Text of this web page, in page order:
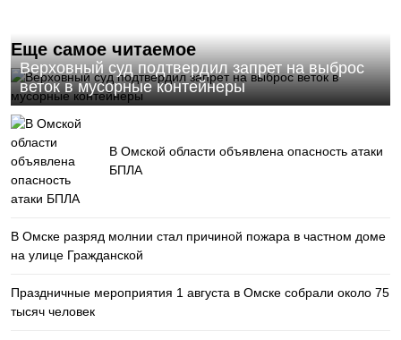
Еще самое читаемое
Верховный суд подтвердил запрет на выброс
веток в мусорные контейнеры
В Омской области объявлена опасность атаки
БПЛА
В Омске разряд молнии стал причиной пожара в частном доме
на улице Гражданской
Праздничные мероприятия 1 августа в Омске собрали около 75
тысяч человек